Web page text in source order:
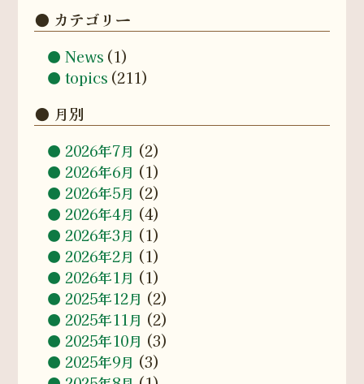
カテゴリー
News (1)
topics (211)
月別
2026年7月 (2)
2026年6月 (1)
2026年5月 (2)
2026年4月 (4)
2026年3月 (1)
2026年2月 (1)
2026年1月 (1)
2025年12月 (2)
2025年11月 (2)
2025年10月 (3)
2025年9月 (3)